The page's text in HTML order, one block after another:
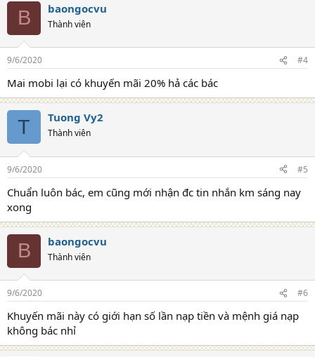
B baongocvu
Thành viên
9/6/2020 #4
Mai mobi lại có khuyến mãi 20% hả các bác
T Tuong Vy2
Thành viên
9/6/2020 #5
Chuẩn luôn bác, em cũng mới nhận đc tin nhắn km sáng nay
xong
B baongocvu
Thành viên
9/6/2020 #6
Khuyến mãi này có giới hạn số lần nạp tiền và mệnh giá nạp
không bác nhỉ